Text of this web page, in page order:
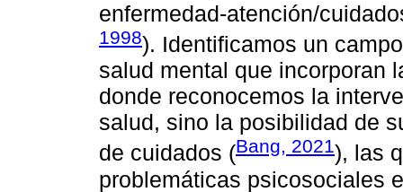
enfermedad-atención/
1998). Identificamos un
salud mental que incorporan
donde reconocemos la
salud, sino la posibilidad de
de cuidados (Bang, 2021), las
problemáticas psicosociales